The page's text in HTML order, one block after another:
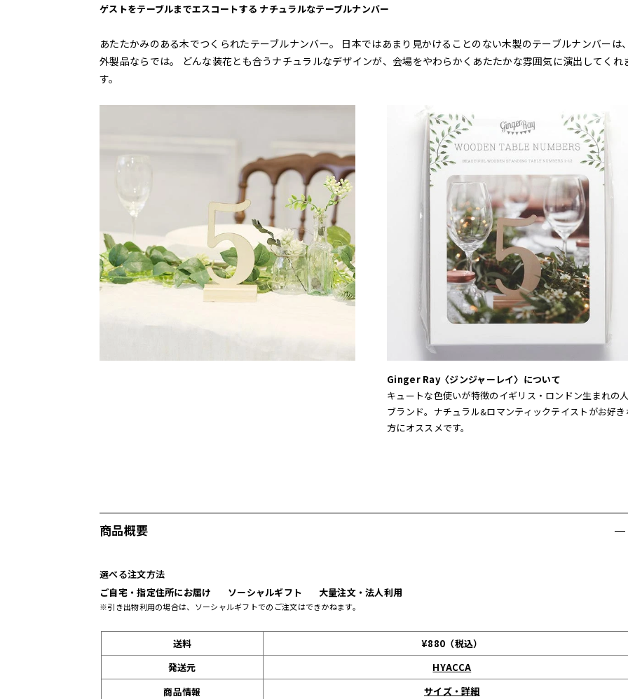
ゲストをテーブルまでエスコートする ナチュラルなテーブルナンバー
あたたかみのある木でつくられたテーブルナンバー。 日本ではあまり見かけることのない木製のテーブルナンバーは
外製品ならでは。 どんな装花とも合うナチュラルなデザインが、会場をやわらかくあたたかな雰囲気に演出してくれ
す。
Ginger Ray〈ジンジャーレイ〉について
キュートな色使いが特徴のイギリス・ロンドン生まれの
ブランド。ナチュラル&ロマンティックテイストがお好き
方にオススメです。
商品概要
選べる注文方法
ご自宅・指定住所にお届け
ソーシャルギフト 大量注文・法人利用
※引き出物利用の場合は、ソーシャルギフトでのご注文はできかねます。
送料
¥880（税込）
発送元
HYACCA
商品情報
サイズ・詳細